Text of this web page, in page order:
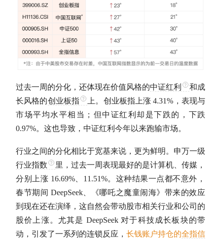
过去一周的分化，还体现在价值风格的中证红利
和成
长风格的创业板指 上。 创业板指 上涨 4.31%，表现与
市场平均水平相当；但中证红利却是下跌的，下跌
0.97%。这也导致， 中证红利 今年以来跑输市场。
行业之间的分化相比于宽基来说，更为鲜明。申万一级
行业指数
里，过去一周表现最好的是计算机、传媒，
分别上涨 16.69%、11.51%。这种结果一点都不意外，
春节期间 DeepSeek、《哪吒之魔童闹海》带来的效应
到现在还在演绎，这自然会带动股市相关行业和公司的
股价上涨。尤其是 DeepSeek 对于科技成长板块的带
动，引发了一系列的连锁反应， 长钱账户持仓的全指信